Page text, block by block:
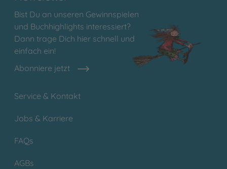
Bist Du an unseren Gewinnspielen
und Buchhighlights interessiert?
Dann trage Dich hier schnell und
einfach ein!
Abonniere jetzt
Service & Kontakt
Jobs & Karriere
FAQs
AGBs